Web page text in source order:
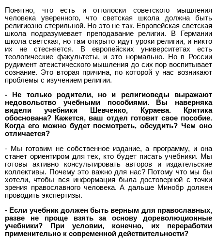
Понятно, что есть и отголоски советского мышления
человека уверенного, что светская школа должна быть
религиозно стерильной. Но это не так. Европейская светская
школа подразумевает преподавание религии. В Германии
школа светская, но там открыто идут уроки религии, и никто
их не стесняется. В европейских университетах есть
теологические факультеты, и это нормально. Но в России
рудимент атеистического мышления до сих пор воспитывает
сознание. Это вторая причина, по которой у нас возникают
проблемы с изучением религии.
- Не только родители, но и религиоведы выражают
недовольство учебными пособиями. Вы наверняка
видели учебники Шевченко, Кураева. Критика
обоснована? Кажется, ваш отдел готовит свое пособие.
Когда его можно будет посмотреть, обсудить? Чем оно
отличается?
- Мы готовим не собственное издание, а программу, и она
станет ориентиром для тех, кто будет писать учебники. Мы
готовы активно консультировать авторов и издательские
коллективы. Почему это важно для нас? Потому что мы бы
хотели, чтобы вся информация была достоверной с точки
зрения православного человека. А дальше Минобр должен
проводить экспертизы.
- Если учебник должен быть верным для православных,
разве не проще взять за основу дореволюционные
учебники? При условии, конечно, их переработки
применительно к современной действительности?